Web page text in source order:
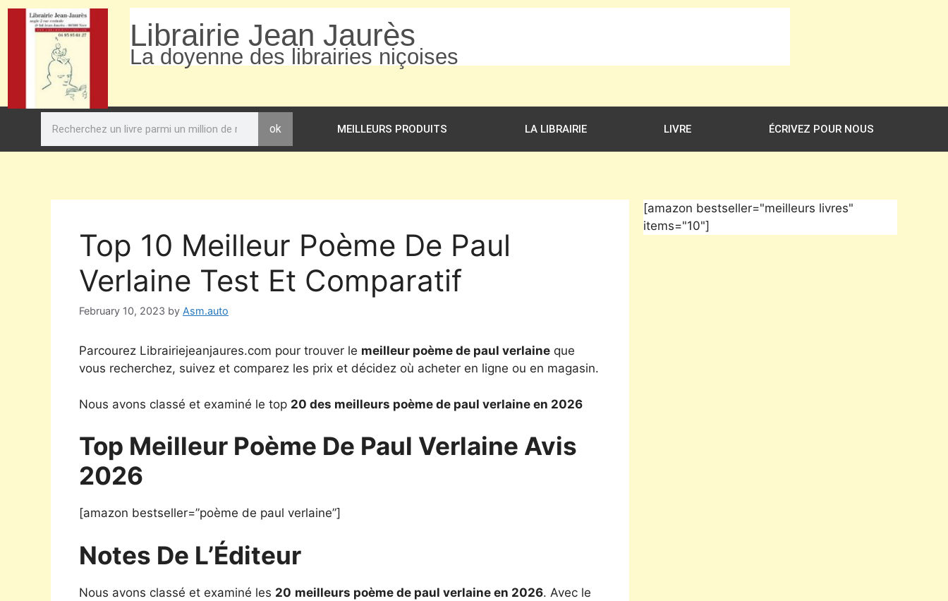
Librairie Jean Jaurès
La doyenne des librairies niçoises
ok MEILLEURS PRODUITS LA LIBRAIRIE LIVRE ÉCRIVEZ POUR NOUS
Top 10 Meilleur Poème De Paul
Verlaine Test Et Comparatif
February 10, 2023 by Asm.auto
Parcourez Librairiejeanjaures.com pour trouver le meilleur poème de paul verlaine que
vous recherchez, suivez et comparez les prix et décidez où acheter en ligne ou en magasin.
Nous avons classé et examiné le top 20 des meilleurs poème de paul verlaine en 2026
Top Meilleur Poème De Paul Verlaine Avis
2026
[amazon bestseller=”poème de paul verlaine”]
Notes De L’Éditeur
Nous avons classé et examiné les 20 meilleurs poème de paul verlaine en 2026. Avec le
[amazon bestseller="meilleurs livres"
items="10"]